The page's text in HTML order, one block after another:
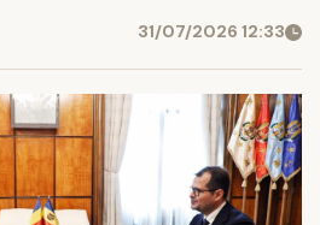
31/07/2026 12:33